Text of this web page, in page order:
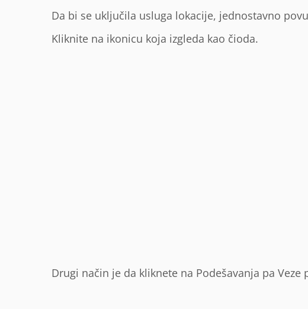
Da bi se uključila usluga lokacije, jednostavno
Kliknite na ikonicu koja izgleda kao čioda.
Drugi način je da kliknete na Podešavanja pa Veze